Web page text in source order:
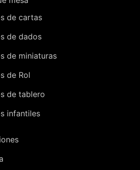
de cartas
de dados
de miniaturas
de Rol
de tablero
infantiles